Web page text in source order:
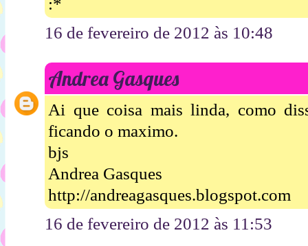
:*
16 de fevereiro de 2012 às 10:48
Andrea Gasques
Ai que coisa mais linda, como
ficando o maximo.
bjs
Andrea Gasques
http://andreagasques.blogspot.com
16 de fevereiro de 2012 às 11:53